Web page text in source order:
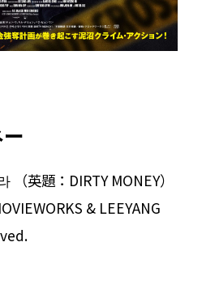
（英題：DIRTY MONEY）
& LEEYANG